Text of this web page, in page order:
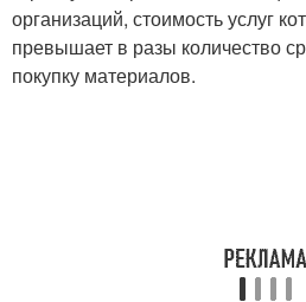
организаций, стоимость услуг
превышает в разы количество
покупку материалов.